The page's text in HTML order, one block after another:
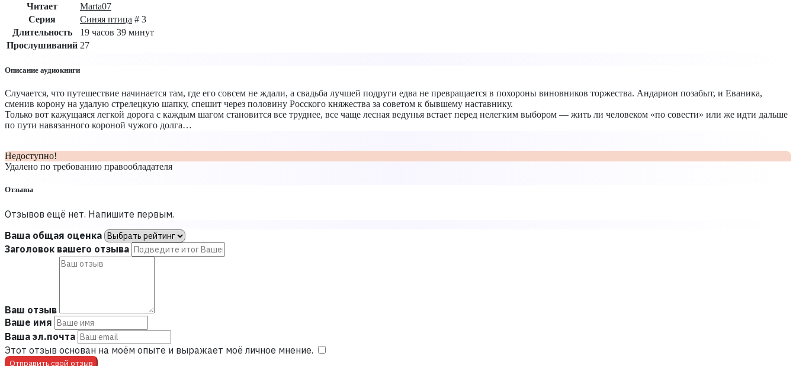
Читает
Marta07
Серия
Синяя птица # 3
Длительность
19 часов 39 минут
Прослушиваний 27
Описание аудиокниги
Случается, что путешествие начинается там, где его совсем не ждали, а свадьба лучшей подруги едва не превращается в похороны виновников торжества. Андарион позабыт, и Еваника,
сменив корону на удалую стрелецкую шапку, спешит через половину Росского княжества за советом к бывшему наставнику.
Только вот кажущаяся легкой дорога с каждым шагом становится все труднее, все чаще лесная ведунья встает перед нелегким выбором — жить ли человеком «по совести» или же идти дальше
по пути навязанного короной чужого долга…
Недоступно!
Удалено по требованию правообладателя
Отзывы
Отзывов ещё нет. Напишите первым.
Ваша общая оценка
Заголовок вашего отзыва
Ваш отзыв
Ваше имя
Ваша эл.почта
Этот отзыв основан на моём опыте и выражает моё личное мнение.
Отправить свой отзыв